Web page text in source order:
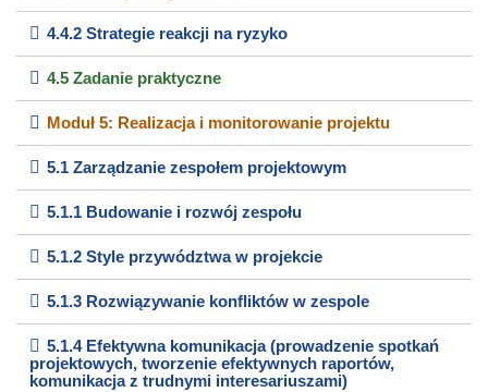
4.4.2 Strategie reakcji na ryzyko
4.5 Zadanie praktyczne
Moduł 5: Realizacja i monitorowanie projektu
5.1 Zarządzanie zespołem projektowym
5.1.1 Budowanie i rozwój zespołu
5.1.2 Style przywództwa w projekcie
5.1.3 Rozwiązywanie konfliktów w zespole
5.1.4 Efektywna komunikacja (prowadzenie spotkań
projektowych, tworzenie efektywnych raportów,
komunikacja z trudnymi interesariuszami)